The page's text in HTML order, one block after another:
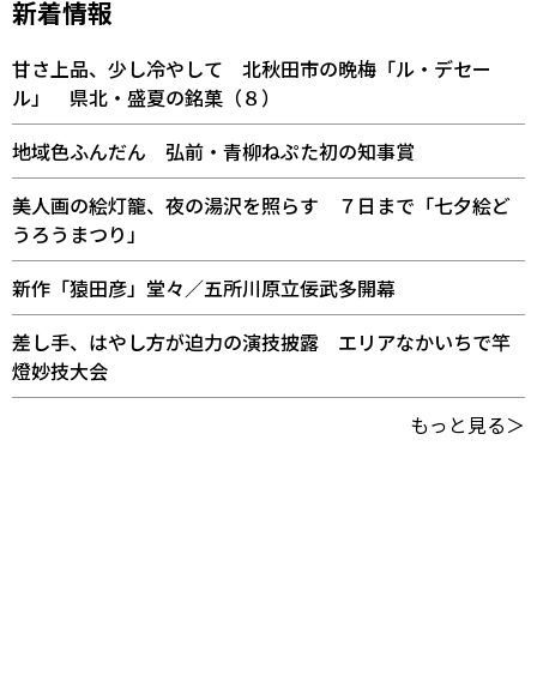
新着情報
甘さ上品、少し冷やして 北秋田市の晩梅「ル・デセー
ル」 県北・盛夏の銘菓（８）
地域色ふんだん 弘前・青柳ねぷた初の知事賞
美人画の絵灯籠、夜の湯沢を照らす ７日まで「七夕絵ど
うろうまつり」
新作「猿田彦」堂々／五所川原立佞武多開幕
差し手、はやし方が迫力の演技披露 エリアなかいちで竿
燈妙技大会
もっと見る＞